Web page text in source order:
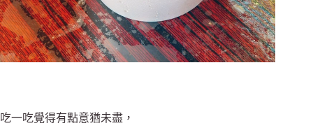
吃一吃覺得有點意猶未盡，